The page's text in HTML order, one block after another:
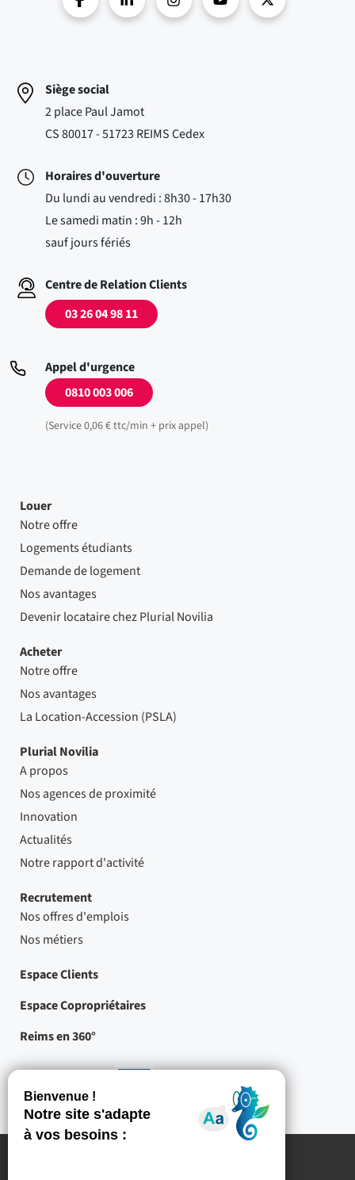
Siège social
2 place Paul Jamot
CS 80017 - 51723 REIMS Cedex
Horaires d'ouverture
Du lundi au vendredi : 8h30 - 17h30
Le samedi matin : 9h - 12h
sauf jours fériés
Centre de Relation Clients
03 26 04 98 11
Appel d'urgence
0810 003 006
(Service 0,06 € ttc/min + prix appel)
Louer
Notre offre
Logements étudiants
Demande de logement
Nos avantages
Devenir locataire chez Plurial Novilia
Acheter
Notre offre
Nos avantages
La Location-Accession (PSLA)
Plurial Novilia
A propos
Nos agences de proximité
Innovation
Actualités
Notre rapport d'activité
Recrutement
Nos offres d'emplois
Nos métiers
Espace Clients
Espace Copropriétaires
Reims en 360°
cofinancés
par